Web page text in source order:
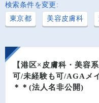
検索条件を変更:
東京都
美容皮膚科
【港区×皮膚科・美容
可/未経験も可/AGAメ
＊＊(法人名非公開)